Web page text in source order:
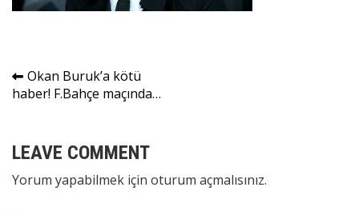
Yazı
gezinmesi
Okan Buruk’a kötü
haber! F.Bahçe maçında…
LEAVE COMMENT
Yorum yapabilmek için oturum açmalısınız.